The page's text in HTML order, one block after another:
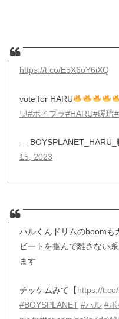
https://t.co/E5X6oY6iXQ
vote for HARU
닛#ボイプラ#HARU#暖琉
— BOYSPLANET_HARU_
15, 2023
ハルくんドリムのboomも
ビートを掴んで離さない
ます
チッケムみて【https://
#BOYSPLANET #ハル #ボ